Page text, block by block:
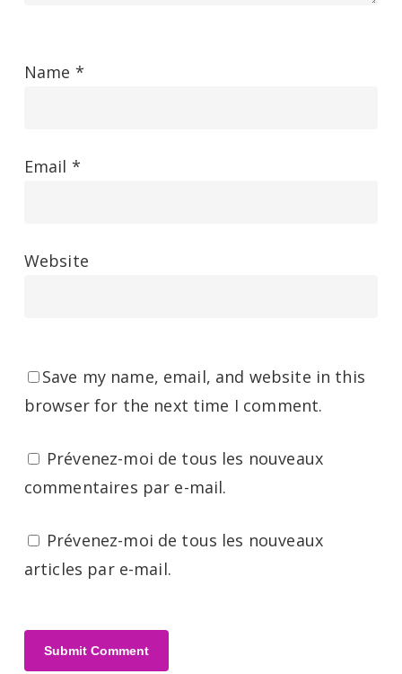
Name *
Email *
Website
Save my name, email, and website in this
browser for the next time I comment.
Prévenez-moi de tous les nouveaux
commentaires par e-mail.
Prévenez-moi de tous les nouveaux
articles par e-mail.